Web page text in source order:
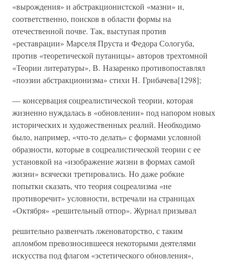
«вырождения» и абстракционистской «мазни» и,
соответственно, поисков в области формы на
отечественной почве. Так, выступая против
«реставрации» Марселя Пруста и Федора Сологуба,
против «теоретической путаницы» авторов трехтомной
«Теории литературы», В. Назаренко противопоставлял
«поэзии абстракционизма» стихи Н. Грибачева[1298];
— консервация соцреалистической теории, которая
жизненно нуждалась в «обновлении» под напором новых
исторических и художественных реалий. Необходимо
было, например, «что-то делать» с формами условной
образности, которые в соцреалистической теории с ее
установкой на «изображение жизни в формах самой
жизни» всячески третировались. Но даже робкие
попытки сказать, что теория соцреализма «не
противоречит» условности, встречали на страницах
«Октября» «решительный отпор». Журнал призывал
решительно развенчать лженоваторство, с таким
апломбом превозносившееся некоторыми деятелями
искусства под флагом «эстетического обновления»,